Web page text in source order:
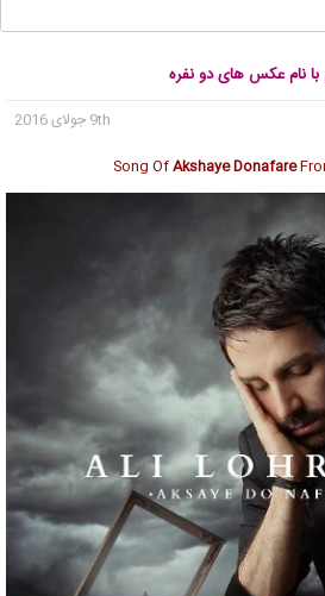
نام عکس های دو نفره
9th جولای 2016
Song OfAkshaye Donafare